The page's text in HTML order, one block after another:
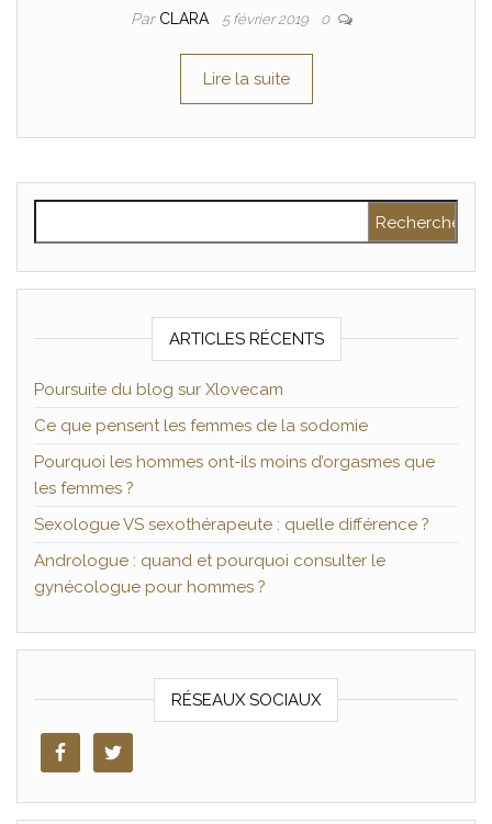
Par CLARA 5 février 2019 0
Lire la suite
ARTICLES RÉCENTS
Poursuite du blog sur Xlovecam
Ce que pensent les femmes de la sodomie
Pourquoi les hommes ont-ils moins d’orgasmes que
les femmes ?
Sexologue VS sexothérapeute : quelle différence ?
Andrologue : quand et pourquoi consulter le
gynécologue pour hommes ?
RÉSEAUX SOCIAUX